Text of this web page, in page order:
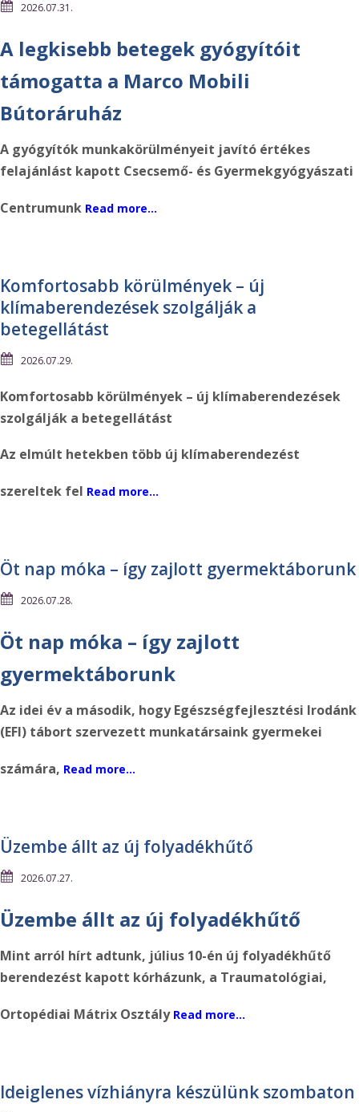
2026.07.31.
A legkisebb betegek gyógyítóit
támogatta a Marco Mobili
Bútoráruház
A gyógyítók munkakörülményeit javító értékes
felajánlást kapott Csecsemő- és Gyermekgyógyászati
Centrumunk Read more…
Komfortosabb körülmények – új
klímaberendezések szolgálják a
betegellátást
2026.07.29.
Komfortosabb körülmények – új klímaberendezések
szolgálják a betegellátást
Az elmúlt hetekben több új klímaberendezést
szereltek fel Read more…
Öt nap móka – így zajlott gyermektáborunk
2026.07.28.
Öt nap móka – így zajlott
gyermektáborunk
Az idei év a második, hogy Egészségfejlesztési Irodánk
(EFI) tábort szervezett munkatársaink gyermekei
számára, Read more…
Üzembe állt az új folyadékhűtő
2026.07.27.
Üzembe állt az új folyadékhűtő
Mint arról hírt adtunk, július 10-én új folyadékhűtő
berendezést kapott kórházunk, a Traumatológiai,
Ortopédiai Mátrix Osztály Read more…
Ideiglenes vízhiányra készülünk szombaton